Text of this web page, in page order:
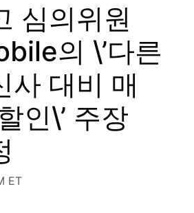
심의위원
의 \’다른
사 대비 매
인\’ 주장
ET